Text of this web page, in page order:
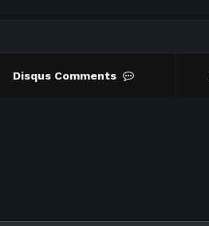
Disqus Comments